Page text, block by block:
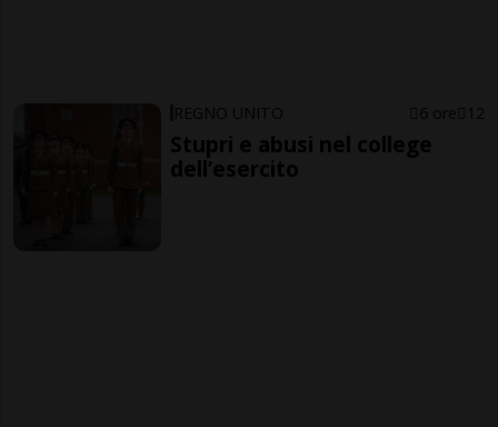
REGNO UNITO 6 ore 12
Stupri e abusi nel college
dell’esercito